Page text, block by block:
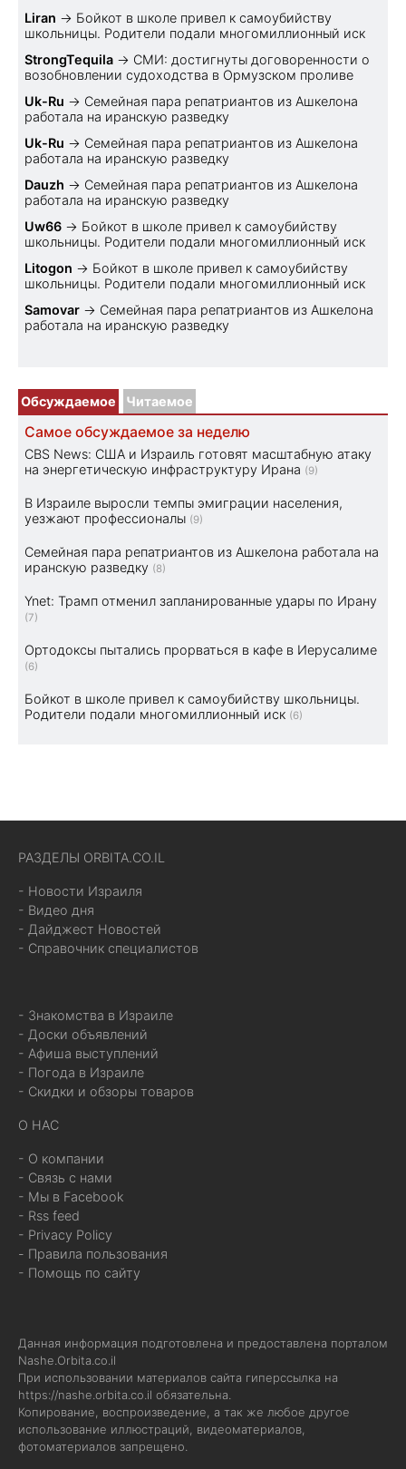
Liran → Бойкот в школе привел к самоубийству
школьницы. Родители подали многомиллионный иск
StrongTequila → СМИ: достигнуты договоренности о
возобновлении судоходства в Ормузском проливе
Uk-Ru → Семейная пара репатриантов из Ашкелона
работала на иранскую разведку
Uk-Ru → Семейная пара репатриантов из Ашкелона
работала на иранскую разведку
Dauzh → Семейная пара репатриантов из Ашкелона
работала на иранскую разведку
Uw66 → Бойкот в школе привел к самоубийству
школьницы. Родители подали многомиллионный иск
Litogon → Бойкот в школе привел к самоубийству
школьницы. Родители подали многомиллионный иск
Samovar → Семейная пара репатриантов из Ашкелона
работала на иранскую разведку
Обсуждаемое Читаемое
Самое обсуждаемое за неделю
CBS News: США и Израиль готовят масштабную атаку
на энергетическую инфраструктуру Ирана (9)
В Израиле выросли темпы эмиграции населения,
уезжают профессионалы (9)
Семейная пара репатриантов из Ашкелона работала на
иранскую разведку (8)
Ynet: Трамп отменил запланированные удары по Ирану
(7)
Ортодоксы пытались прорваться в кафе в Иерусалиме
(6)
Бойкот в школе привел к самоубийству школьницы.
Родители подали многомиллионный иск (6)
РАЗДЕЛЫ ORBITA.CO.IL
- Новости Израиля
- Видео дня
- Дайджест Новостей
- Справочник специалистов
- Знакомства в Израиле
- Доски объявлений
- Афиша выступлений
- Погода в Израиле
- Скидки и обзоры товаров
О НАС
- О компании
- Связь с нами
- Мы в Facebook
- Rss feed
- Privacy Policy
- Правила пользования
- Помощь по сайту
Данная информация подготовлена и предоставлена порталом
Nashe.Orbita.co.il
При использовании материалов сайта гиперссылка на
https://nashe.orbita.co.il обязательна.
Копирование, воспроизведение, а так же любое другое
использование иллюстраций, видеоматериалов,
фотоматериалов запрещено.